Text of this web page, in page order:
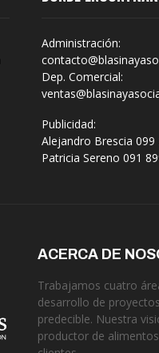
Administración:
Dep. Comercial:
Publicidad:
Alejandro Brescia 099
Patricia Sereno 091
ACERCA DE
Trabajamos cuatro
desarrollo de
predecible. Nuestra
productor de